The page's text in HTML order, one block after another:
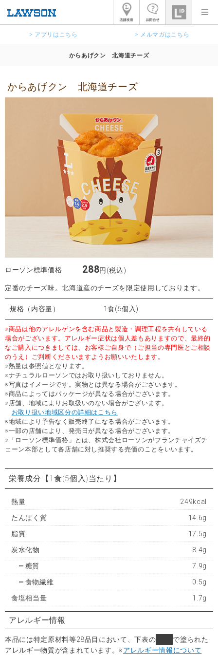
> アプリはこちら > メルマガはこちら
からあげクン 北海道チーズ
からあげクン 北海道チーズ
ローソン標準価格 288円(税込)
定番のチーズ味。北海道産のチーズを限定使用しております。
規格（内容量） 1食(5個入)
※商品は他のアレルゲンを含む商品と製造・調理工程を共有している
場合がございます。アレルギー症状は個人差もありますので、最終的
なご購入につきましては、お客様ご自身で（ご担当の専門医とご相談
のうえ）ご判断くださいますようお願いいたします。
※熱量は参照値となります。
※ナチュラルローソンではお取り扱いしておりません。
※写真はイメージです。実物とは異なる場合がございます。
※商品によってはパッケージが異なる場合がございます。
※店舗、地域によりお取扱いのない場合がございます。
お取り扱い地域区分の詳細はこちら
※地域により予告なく販売終了になる場合がございます。
※一部の店舗により、発売日が異なる場合がございます。
※「ローソン標準価格」とは、株式会社ローソンがフランチャイズチ
ェーン本部として各店舗に対し推奨する売価のことをいいます。
栄養成分 【1食(5個入)当たり】
熱量 249kcal
たんぱく質 14.6g
脂質 17.5g
炭水化物 8.4g
糖質 7.9g
食物繊維 0.5g
食塩相当量 1.7g
アレルギー情報
本品には特定原材料等28品目において、下表の
で塗られた
アレルギー物質が含まれています。※アレルギー情報について